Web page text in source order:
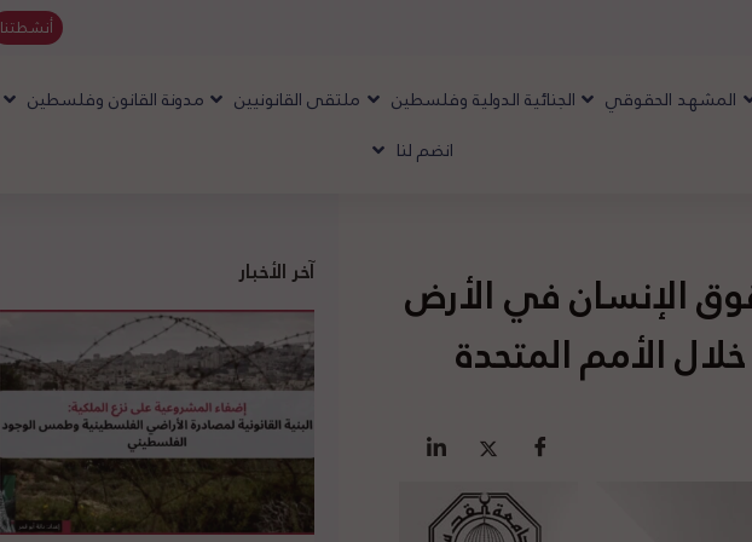
أنشطتنا
المشهد الحقوقي الجنائية الدولية وفلسطين ملتقى القانونيين مدونة القانون وفلسطين
انضم لنا
الإنسان في الأرض
الأمم المتحدة
آخر الأخبار